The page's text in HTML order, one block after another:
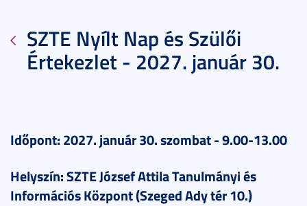
SZTE Nyílt Nap és Szülői
Értekezlet - 2027. január 30.
Időpont: 2027. január 30. szombat - 9.00-13.00
Helyszín: SZTE József Attila Tanulmányi és
Információs Központ (Szeged Ady tér 10.)